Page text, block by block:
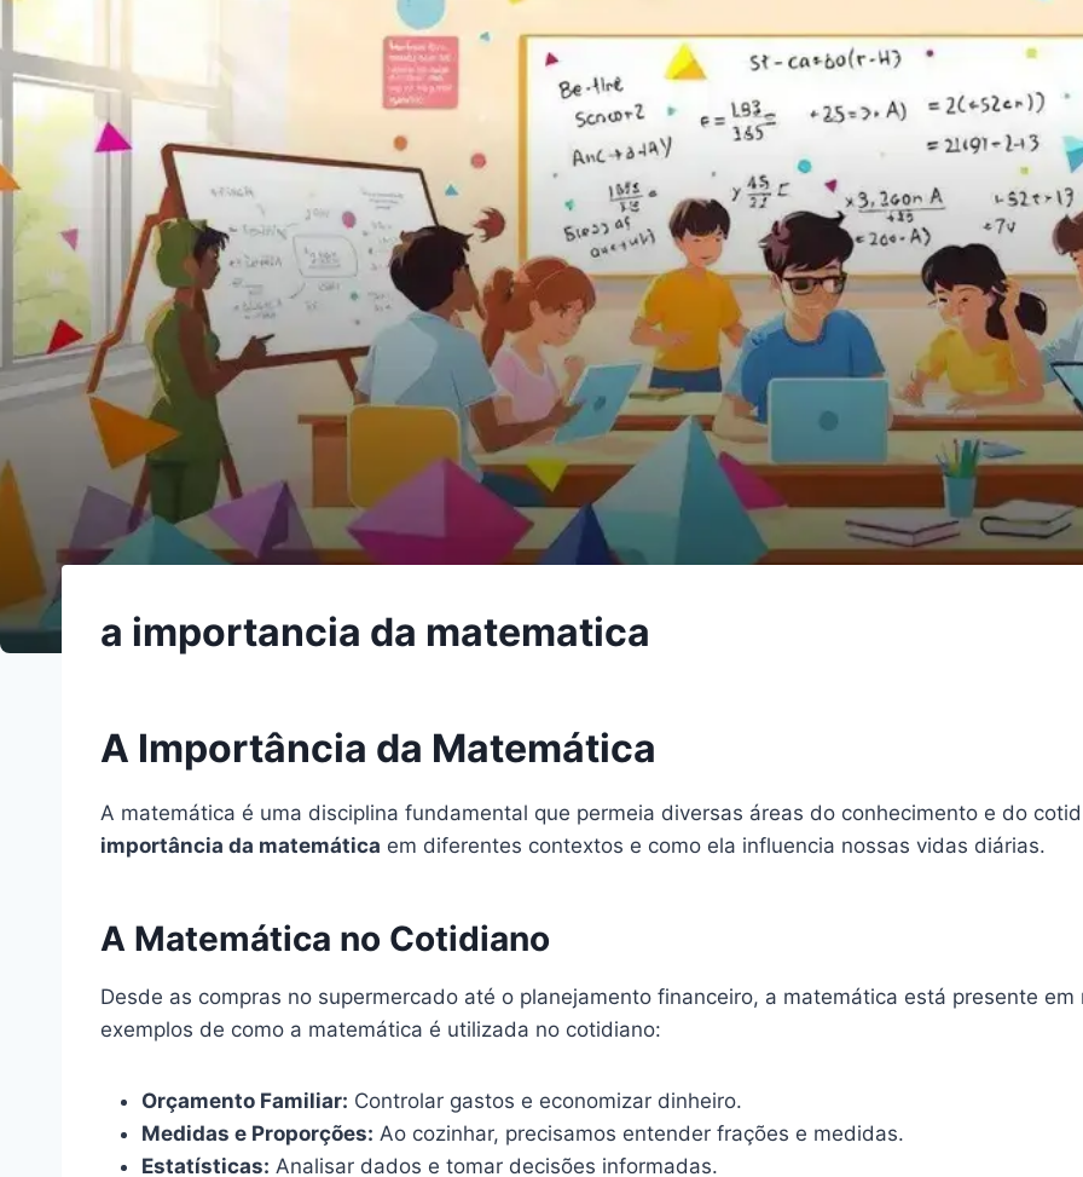
a importancia da matematica
A Importância da Matemática
A matemática é uma disciplina fundamental que permeia diversas áreas do conhecimento e do
importância da matemática em diferentes contextos e como ela influencia nossas vidas diárias.
A Matemática no Cotidiano
Desde as compras no supermercado até o planejamento financeiro, a matemática está presente
exemplos de como a matemática é utilizada no cotidiano:
Orçamento Familiar: Controlar gastos e economizar dinheiro.
Medidas e Proporções: Ao cozinhar, precisamos entender frações e medidas.
Estatísticas: Analisar dados e tomar decisões informadas.